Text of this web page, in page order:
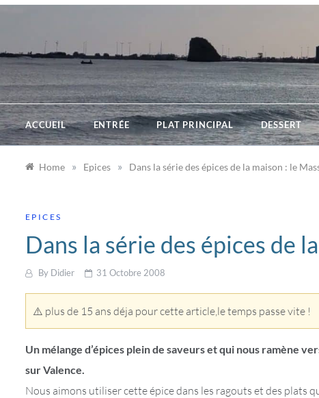
Skip
ACCUEIL ENTRÉE PLAT PRINCIPAL DESSERT
Home » Epices » Dans la série des épices de la maison : le
EPICES
Dans la série des épices de
By Didier 31 Octobre 2008
⚠️ plus de 15 ans déja pour cette article,le temps passe vite !
Un mélange d’épices plein de saveurs et qui nous ramène
sur Valence.
Nous aimons utiliser cette épice dans les ragouts et des plats